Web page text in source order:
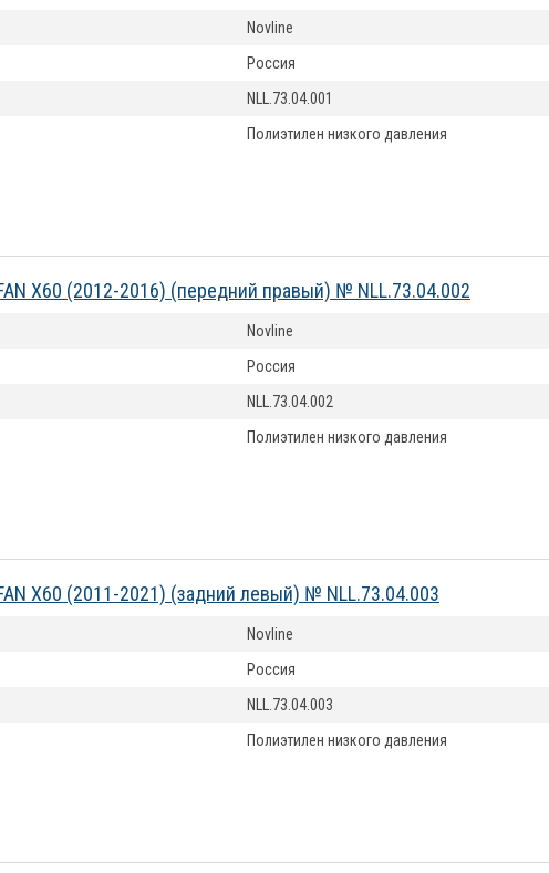
Novline
Россия
NLL.73.04.001
Полиэтилен низкого давления
X60 (2012-2016) (передний правый) № NLL.73.04.002
Novline
Россия
NLL.73.04.002
Полиэтилен низкого давления
X60 (2011-2021) (задний левый) № NLL.73.04.003
Novline
Россия
NLL.73.04.003
Полиэтилен низкого давления